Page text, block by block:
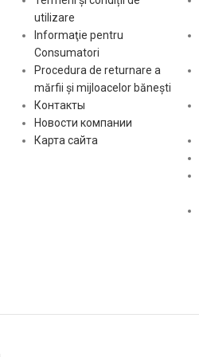
[:]
utilizare
Informaţie pentru
Consumatori
Procedura de returnare a
mărfii și mijloacelor bănești
Контакты
Новости компании
Карта сайта